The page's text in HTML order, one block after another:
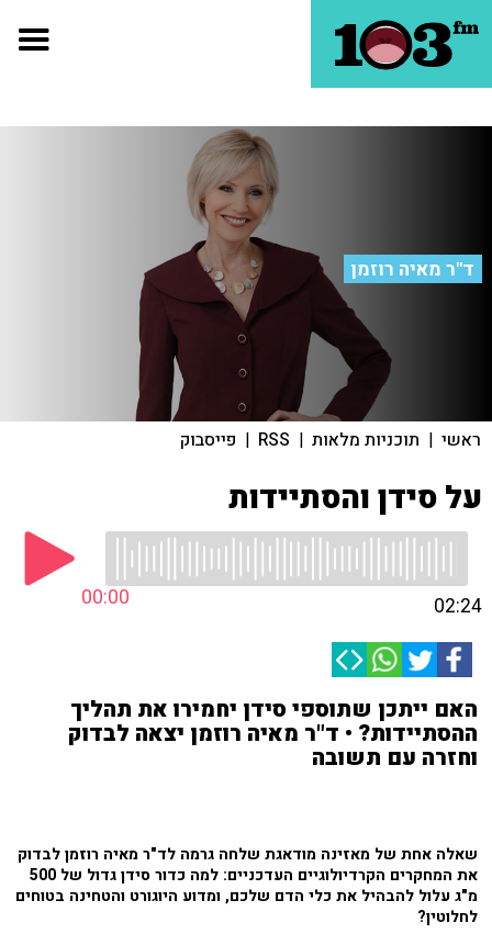
ד"ר מאיה רוזמן
ראשי | תוכניות מלאות |
RSS
| פייסבוק
על סידן והסתיידות
00:00 02:24
האם ייתכן שתוספי סידן יחמירו את תהליך
ההסתיידות? • ד"ר מאיה רוזמן יצאה לבדוק
וחזרה עם תשובה
שאלה אחת של מאזינה מודאגת שלחה גרמה לד"ר מאיה רוזמן לבדוק
את המחקרים הקרדיולוגיים העדכניים: למה כדור סידן גדול של 500
מ"ג עלול להבהיל את כלי הדם שלכם, ומדוע היוגורט והטחינה בטוחים
לחלוטין?